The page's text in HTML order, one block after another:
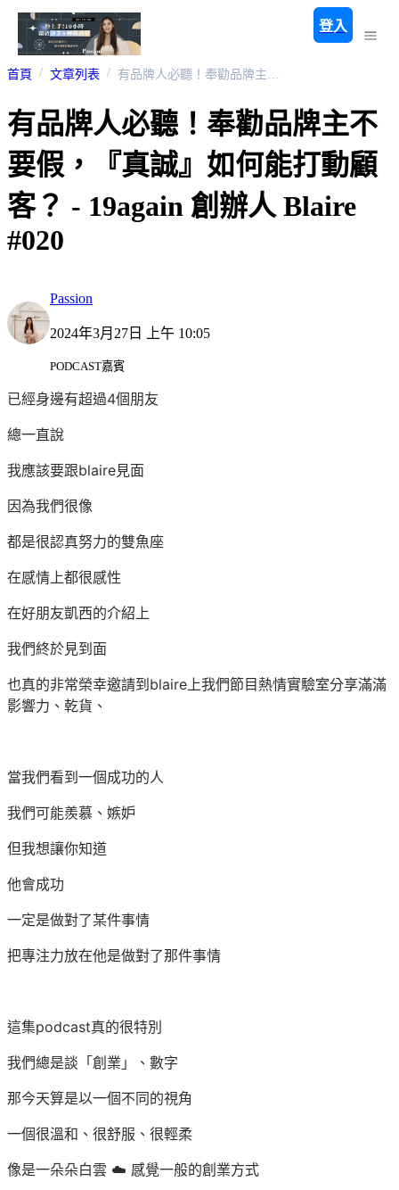
登入
首頁 文章列表 有品牌人必聽！奉勸品牌主不要假，『真誠』如何能打動顧客？ - 19again 創辦人 Blaire #020
有品牌人必聽！奉勸品牌主不
要假，『真誠』如何能打動顧
客？ - 19again 創辦人 Blaire
#020
Passion
2024年3月27日 上午 10:05
PODCAST嘉賓
已經身邊有超過4個朋友
總一直說
我應該要跟blaire見面
因為我們很像
都是很認真努力的雙魚座
在感情上都很感性
在好朋友凱西的介紹上
我們終於見到面
也真的非常榮幸邀請到blaire上我們節目熱情實驗室分享滿滿
影響力、乾貨、
當我們看到一個成功的人
我們可能羨慕、嫉妒
但我想讓你知道
他會成功
一定是做對了某件事情
把專注力放在他是做對了那件事情
這集podcast真的很特別
我們總是談「創業」、數字
那今天算是以一個不同的視角
一個很溫和、很舒服、很輕柔
像是一朵朵白雲 ☁️ 感覺一般的創業方式